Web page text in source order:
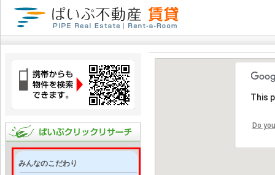
みんなのこだわり
This
Do